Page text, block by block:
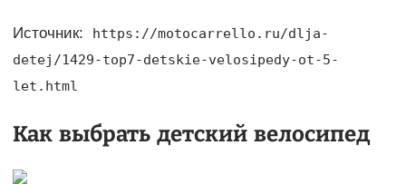
Источник:
https://motocarrello.ru/dlja-
detej/1429-top7-detskie-velosipedy-ot-5-
let.html
Как выбрать детский велосипед